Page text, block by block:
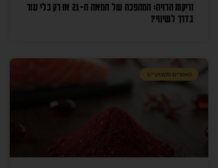
זריקות הרזיה: המהפכה של המאה ה-21 או רק כלי עזר
בדרך לשינוי?
מאמרים מקצועיים